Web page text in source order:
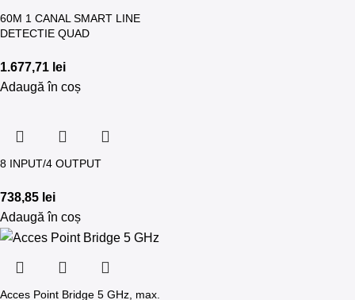
60M 1 CANAL SMART LINE
DETECTIE QUAD
1.677,71 lei
Adaugă în coș
8 INPUT/4 OUTPUT
738,85 lei
Adaugă în coș
Acces Point Bridge 5 GHz, max.